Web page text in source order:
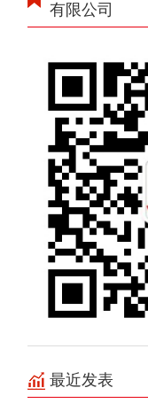
有限公司
最近发表